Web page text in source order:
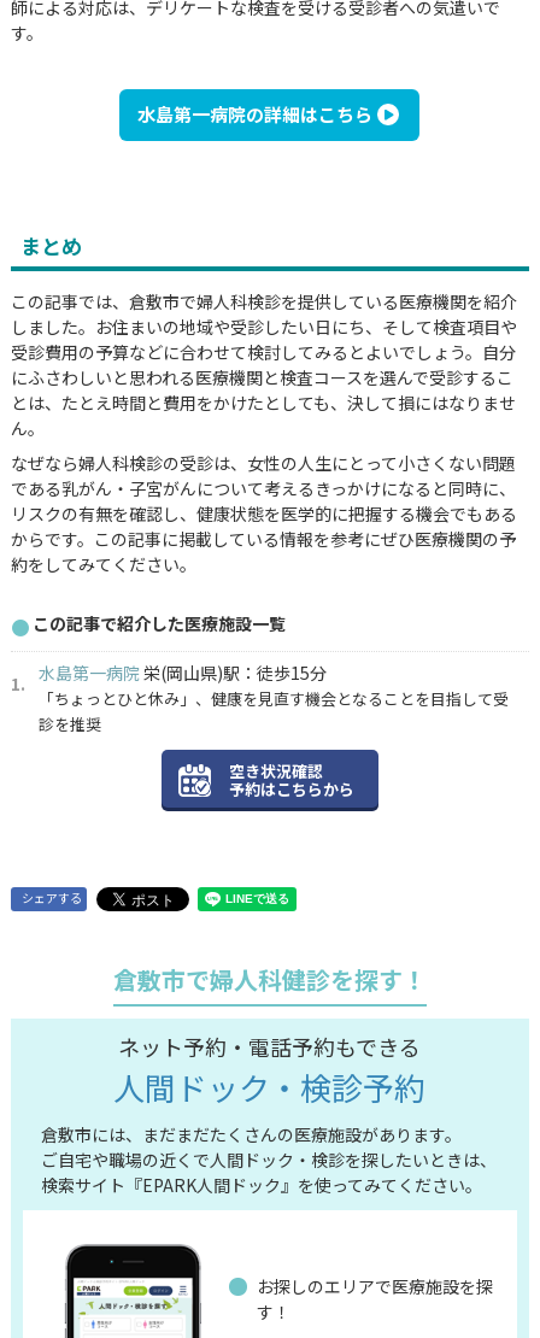
師による対応は、デリケートな検査を受ける受診者への気遣いで
す。
水島第一病院の詳細はこちら
まとめ
この記事では、倉敷市で婦人科検診を提供している医療機関を紹介
しました。お住まいの地域や受診したい日にち、そして検査項目や
受診費用の予算などに合わせて検討してみるとよいでしょう。自分
にふさわしいと思われる医療機関と検査コースを選んで受診するこ
とは、たとえ時間と費用をかけたとしても、決して損にはなりませ
ん。
なぜなら婦人科検診の受診は、女性の人生にとって小さくない問題
である乳がん・子宮がんについて考えるきっかけになると同時に、
リスクの有無を確認し、健康状態を医学的に把握する機会でもある
からです。この記事に掲載している情報を参考にぜひ医療機関の予
約をしてみてください。
この記事で紹介した医療施設一覧
水島第一病院 栄(岡山県)駅：徒歩15分
「ちょっとひと休み」、健康を見直す機会となることを目指して受
診を推奨
空き状況確認
予約はこちらから
シェアする
倉敷市で婦人科健診を探す！
ネット予約・電話予約もできる
人間ドック・検診予約
倉敷市には、まだまだたくさんの医療施設があります。
ご自宅や職場の近くで人間ドック・検診を探したいときは、
検索サイト『EPARK人間ドック』を使ってみてください。
お探しのエリアで医療施設を探
す！